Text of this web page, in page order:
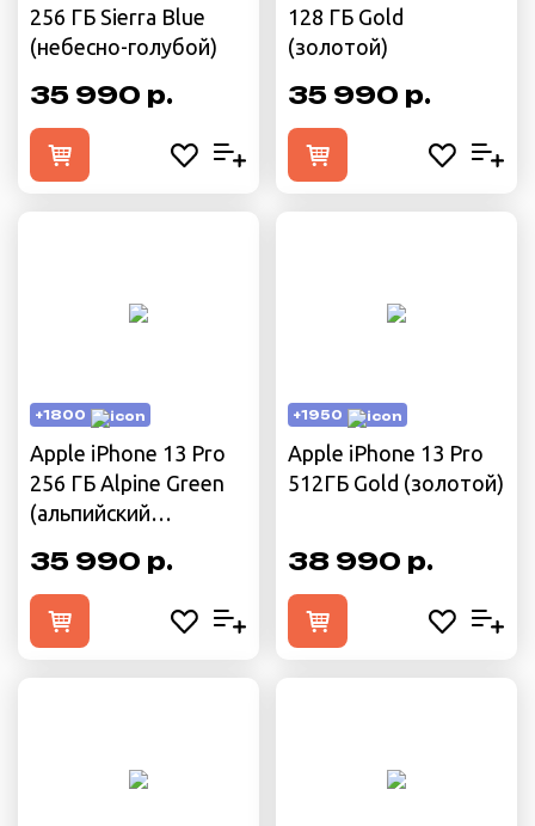
256 ГБ Sierra Blue
(небесно-голубой)
35 990 р.
128 ГБ Gold
(золотой)
35 990 р.
+1800
Apple iPhone 13 Pro
256 ГБ Alpine Green
(альпийский
35 990 р.
+1950
Apple iPhone 13 Pro
512ГБ Gold (золотой)
38 990 р.